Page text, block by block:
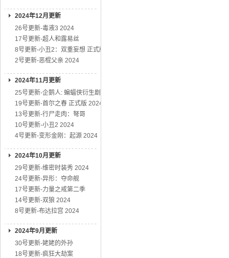
2024年12月更新
26号更新-毒液3 2024
17号更新-超人和露易丝
8号更新-小丑2：双重妄想 正式版
2号更新-恶棍父亲 2024
2024年11月更新
25号更新-企鹅人: 蝙蝠侠衍生剧
19号更新-首尔之春 正式版 2024
13号更新-行尸走肉：弩哥
10号更新-小丑2 2024
4号更新-变形金刚：起源 2024
2024年10月更新
29号更新-维密时装秀 2024
24号更新-异形：夺命舰
17号更新-力量之戒第二季
14号更新-双狼 2024
8号更新-布达拉宫 2024
2024年9月更新
30号更新-姥姥的外孙
18号更新-疯狂大劫案